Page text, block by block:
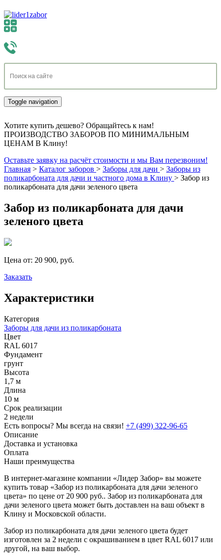
Toggle navigation
Хотите купить дешево? Обращайтесь к нам!
ПРОИЗВОДСТВО ЗАБОРОВ ПО МИНИМАЛЬНЫМ
ЦЕНАМ В Клину!
Оставьте заявку на расчёт стоимости и мы Вам перезвоним!
Главная > Каталог заборов > Заборы для дачи > Заборы из
поликарбоната для дачи и частного дома в Клину > Забор из
поликарбоната для дачи зеленого цвета
Забор из поликарбоната для дачи
зеленого цвета
Цена от: 20 900, руб.
Заказать
Характеристики
Категория
Заборы для дачи из поликарбоната
Цвет
RAL 6017
Фундамент
грунт
Высота
1,7 м
Длина
10 м
Срок реализации
2 недели
Есть вопросы? Мы всегда на связи! +7 (499) 322-96-65
Описание
Доставка и установка
Оплата
Наши преимущества
В интернет-магазине компании «Лидер Забор» вы можете
купить товар «Забор из поликарбоната для дачи зеленого
цвета» по цене от 20 900 руб.. Забор из поликарбоната для
дачи зеленого цвета может быть доставлен на ваш объект в
Клину и Московской области.
Забор из поликарбоната для дачи зеленого цвета будет
изготовлен за 2 недели с окрашиванием в цвет RAL 6017 или
другой, на ваш выбор.